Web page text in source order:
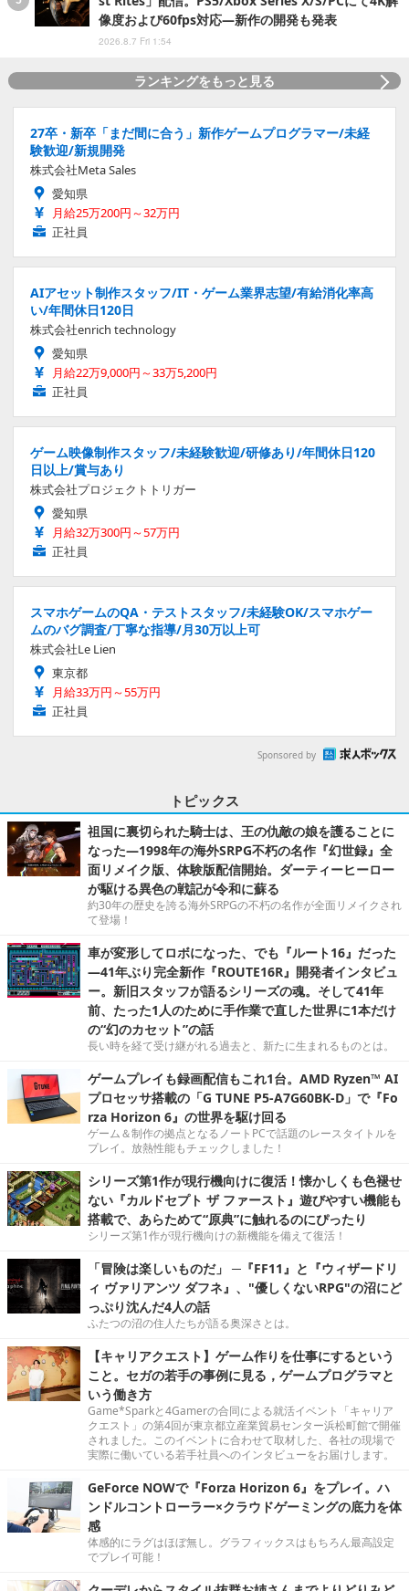
像度および60fps対応―新作の開発も発表
2026.8.7 Fri 1:54
ランキングをもっと見る
27卒・新卒「まだ間に合う」新作ゲームプログラマー/未経
験歓迎/新規開発
株式会社Meta Sales
愛知県
月給25万200円～32万円
正社員
AIアセット制作スタッフ/IT・ゲーム業界志望/有給消化率高
い/年間休日120日
株式会社enrich technology
愛知県
月給22万9,000円～33万5,200円
正社員
ゲーム映像制作スタッフ/未経験歓迎/研修あり/年間休日120
日以上/賞与あり
株式会社プロジェクトトリガー
愛知県
月給32万300円～57万円
正社員
スマホゲームのQA・テストスタッフ/未経験OK/スマホゲー
ムのバグ調査/丁寧な指導/月30万以上可
株式会社Le Lien
東京都
月給33万円～55万円
正社員
Sponsored by
トピックス
祖国に裏切られた騎士は、王の仇敵の娘を護ることに
なった―1998年の海外SRPG不朽の名作『幻世録』全
面リメイク版、体験版配信開始。ダーティーヒーロー
が駆ける異色の戦記が令和に蘇る
約30年の歴史を誇る海外SRPGの不朽の名作が全面リメイクされ
て登場！
車が変形してロボになった、でも『ルート16』だった
―41年ぶり完全新作『ROUTE16R』開発者インタビュ
ー。新旧スタッフが語るシリーズの魂。そして41年
前、たった1人のために手作業で直した世界に1本だけ
の“幻のカセット”の話
長い時を経て受け継がれる過去と、新たに生まれるものとは。
ゲームプレイも録画配信もこれ1台。AMD Ryzen™ AI
プロセッサ搭載の「G TUNE P5-A7G60BK-D」で『Fo
rza Horizon 6』の世界を駆け回る
ゲーム＆制作の拠点となるノートPCで話題のレースタイトルを
プレイ。放熱性能もチェックしました！
シリーズ第1作が現行機向けに復活！懐かしくも色褪せ
ない『カルドセプト ザ ファースト』遊びやすい機能も
搭載で、あらためて“原典”に触れるのにぴったり
シリーズ第1作が現行機向けの新機能を備えて復活！
「冒険は楽しいものだ」 ─『FF11』と『ウィザードリ
ィ ヴァリアンツ ダフネ』、"優しくないRPG"の沼にど
っぷり沈んだ4人の話
ふたつの沼の住人たちが語る奥深さとは。
【キャリアクエスト】ゲーム作りを仕事にするという
こと。セガの若手の事例に見る，ゲームプログラマと
いう働き方
Game*Sparkと4Gamerの合同による就活イベント「キャリア
クエスト」の第4回が東京都立産業貿易センター浜松町館で開催
されました。このイベントに合わせて取材した、各社の現場で
実際に働いている若手社員へのインタビューをお届けします。
GeForce NOWで『Forza Horizon 6』をプレイ。ハ
ンドルコントローラー×クラウドゲーミングの底力を体
感
体感的にラグはほぼ無し。グラフィックスはもちろん最高設定
でプレイ可能！